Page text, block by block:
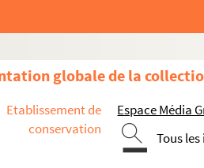
globale de la
Etablissement de
conservation
Espace Média
Tous
Lettre de Charles Pélissier à
Lettre de Charles Pélissier à
Lettre de Charles Pélissier à